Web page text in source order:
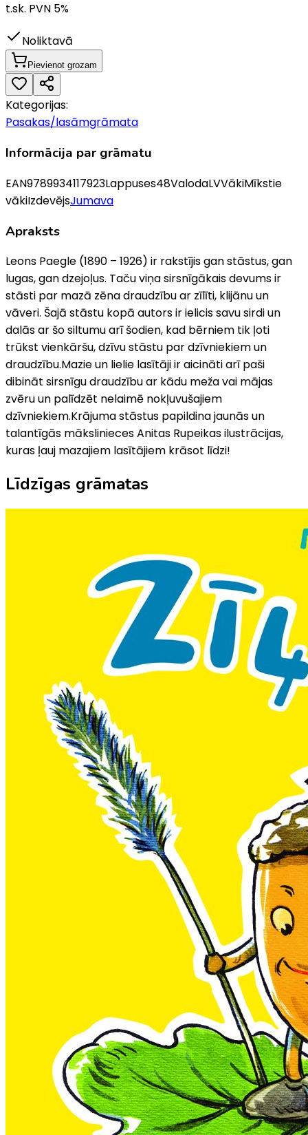
t.sk. PVN 5%
Noliktavā
Pievienot grozam
Kategorijas:
Pasakas/lasāmgrāmata
Informācija par grāmatu
EAN9789934117923Lappuses48ValodaLVVākiMīkstie
vākiIzdevējsJumava
Apraksts
Leons Paegle (1890 – 1926) ir rakstījis gan stāstus, gan
lugas, gan dzejoļus. Taču viņa sirsnīgākais devums ir
stāsti par mazā zēna draudzību ar zīlīti, klijānu un
vāveri. Šajā stāstu kopā autors ir ielicis savu sirdi un
dalās ar šo siltumu arī šodien, kad bērniem tik ļoti
trūkst vienkāršu, dzīvu stāstu par dzīvniekiem un
draudzību.Mazie un lielie lasītāji ir aicināti arī paši
dibināt sirsnīgu draudzību ar kādu meža vai mājas
zvēru un palīdzēt nelaimē nokļuvušajiem
dzīvniekiem.Krājuma stāstus papildina jaunās un
talantīgās mākslinieces Anitas Rupeikas ilustrācijas,
kuras ļauj mazajiem lasītājiem krāsot līdzi!
Līdzīgas grāmatas